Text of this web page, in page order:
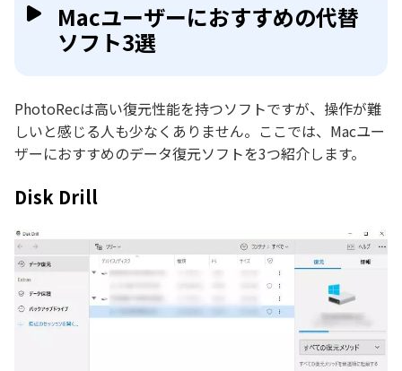
Macユーザーにおすすめの代替
ソフト3選
PhotoRecは高い復元性能を持つソフトですが、操作が難
しいと感じる人も少なくありません。ここでは、Macユー
ザーにおすすめのデータ復元ソフトを3つ紹介します。
Disk Drill